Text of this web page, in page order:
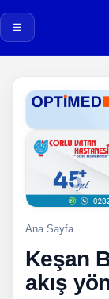
☰
Ana Sayfa
Keşan
akış